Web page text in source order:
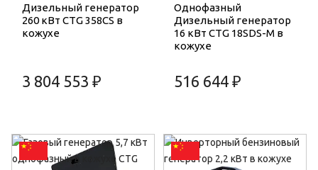
Дизельный генератор
260 кВт CTG 358CS в
кожухе
3 804 553 ₽
Однофазный
Дизельный генератор
16 кВт CTG 18SDS-M в
кожухе
516 644 ₽